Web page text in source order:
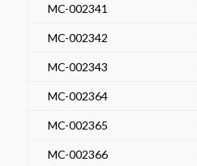
MC-002341
MC-002342
MC-002343
MC-002364
MC-002365
MC-002366